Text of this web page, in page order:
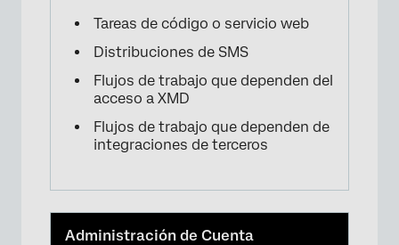
Tareas de código o servicio web
Distribuciones de SMS
Flujos de trabajo que dependen del
acceso a XMD
Flujos de trabajo que dependen de
integraciones de terceros
Administración de Cuenta